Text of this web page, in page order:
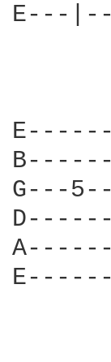
E---
G---